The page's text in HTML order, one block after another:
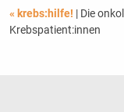
« krebs:hilfe! | Die
Krebspatient:innen